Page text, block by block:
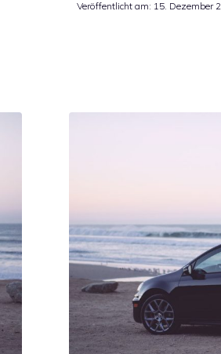
Veröffentlicht am: 15. Dezember